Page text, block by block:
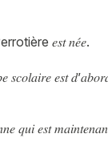
𝑒𝑠𝑡 𝑛𝑒́𝑒.
𝑠𝑐𝑜𝑙𝑎𝑖𝑟𝑒 𝑒𝑠𝑡
𝑞𝑢𝑖 𝑒𝑠𝑡